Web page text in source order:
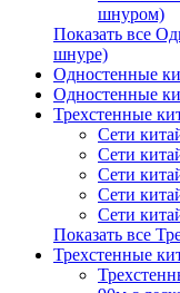
шнуром)
Показать все
шнуре)
Одностенные
Одностенные
Трехстенные
Сети
Сети
Сети
Сети
Сети
Показать все
Трехстенные